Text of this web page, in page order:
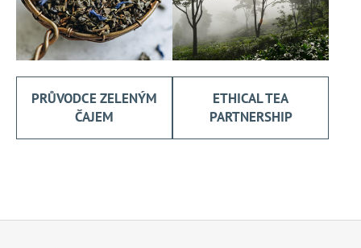
PRŮVODCE ZELENÝM
ČAJEM
ETHICAL TEA
PARTNERSHIP